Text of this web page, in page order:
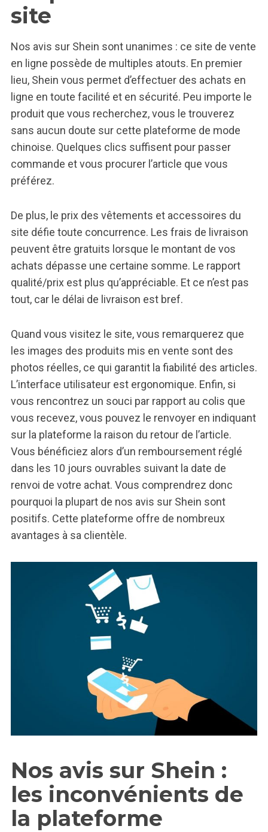
site
Nos avis sur Shein sont unanimes : ce site de vente
en ligne possède de multiples atouts. En premier
lieu, Shein vous permet d’effectuer des achats en
ligne en toute facilité et en sécurité. Peu importe le
produit que vous recherchez, vous le trouverez
sans aucun doute sur cette plateforme de mode
chinoise. Quelques clics suffisent pour passer
commande et vous procurer l’article que vous
préférez.
De plus, le prix des vêtements et accessoires du
site défie toute concurrence. Les frais de livraison
peuvent être gratuits lorsque le montant de vos
achats dépasse une certaine somme. Le rapport
qualité/prix est plus qu’appréciable. Et ce n’est pas
tout, car le délai de livraison est bref.
Quand vous visitez le site, vous remarquerez que
les images des produits mis en vente sont des
photos réelles, ce qui garantit la fiabilité des articles.
L’interface utilisateur est ergonomique. Enfin, si
vous rencontrez un souci par rapport au colis que
vous recevez, vous pouvez le renvoyer en indiquant
sur la plateforme la raison du retour de l’article.
Vous bénéficiez alors d’un remboursement réglé
dans les 10 jours ouvrables suivant la date de
renvoi de votre achat. Vous comprendrez donc
pourquoi la plupart de nos avis sur Shein sont
positifs. Cette plateforme offre de nombreux
avantages à sa clientèle.
Nos avis sur Shein :
les inconvénients de
la plateforme